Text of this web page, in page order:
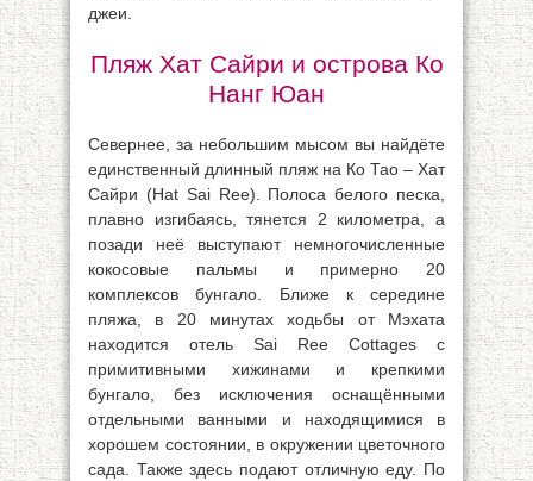
джеи.
Пляж Хат Сайри и острова Ко
Нанг Юан
Севернее, за небольшим мысом вы найдёте
единственный длинный пляж на Ко Тао – Хат
Сайри (Hat Sai Ree). Полоса белого песка,
плавно изгибаясь, тянется 2 километра, а
позади неё выступают немногочисленные
кокосовые пальмы и примерно 20
комплексов бунгало. Ближе к середине
пляжа, в 20 минутах ходьбы от Мэхата
находится отель Sai Ree Cottages с
примитивными хижинами и крепкими
бунгало, без исключения оснащёнными
отдельными ванными и находящимися в
хорошем состоянии, в окружении цветочного
сада. Также здесь подают отличную еду. По